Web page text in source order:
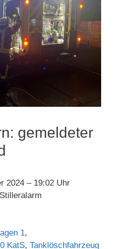
gemeldeter
2024 – 19:02 Uhr
1,
KatS, Tanklöschfahrzeug